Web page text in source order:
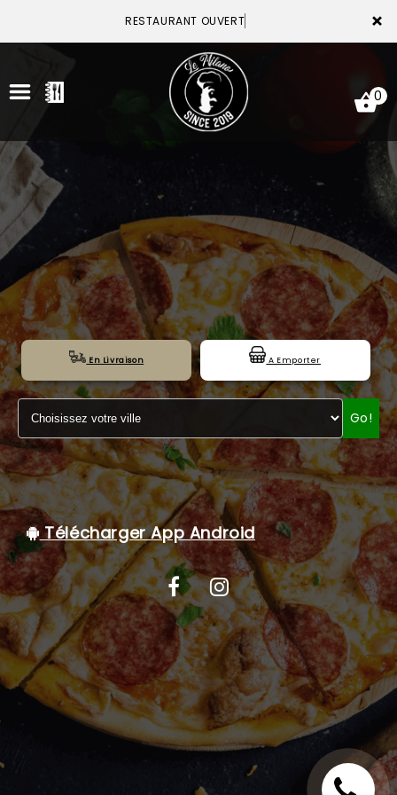
×
RESTAURANT OUVERT
ACCUEIL
LA CARTE
VOTRE COMPTE
NOTRE RESTAURANT
VOS AVIS
MENTIONS LÉGALES
C.G.V
0
En Livraison A Emporter
Go!
Télécharger App Android